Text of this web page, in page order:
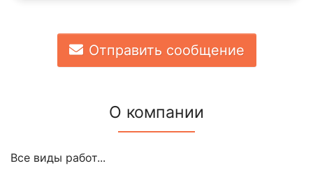
Отправить сообщение
О компании
Все виды работ...